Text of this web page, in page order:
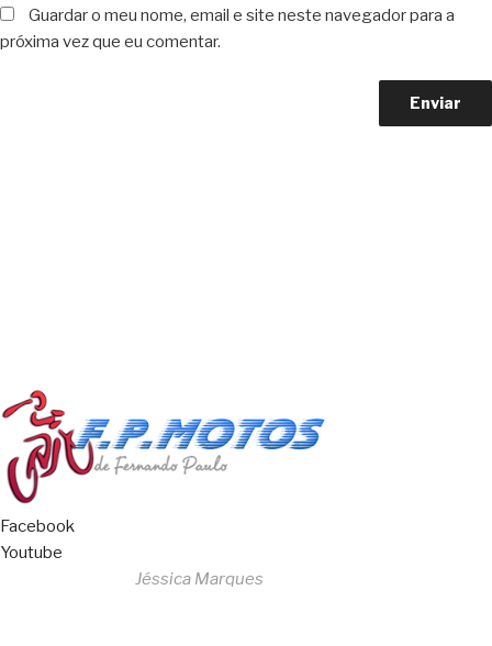
Guardar o meu nome, email e site neste navegador para a
próxima vez que eu comentar.
Facebook
Youtube
Jéssica Marques